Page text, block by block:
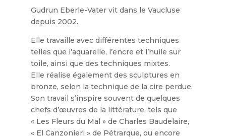
Gudrun Eberle-Vater vit dans le Vaucluse
depuis 2002.
Elle travaille avec différentes techniques
telles que l’aquarelle, l’encre et l’huile sur
toile, ainsi que des techniques mixtes.
Elle réalise également des sculptures en
bronze, selon la technique de la cire perdue.
Son travail s’inspire souvent de quelques
chefs d’œuvres de la littérature, tels que
« Les Fleurs du Mal » de Charles Baudelaire,
« El Canzonieri » de Pétrarque, ou encore